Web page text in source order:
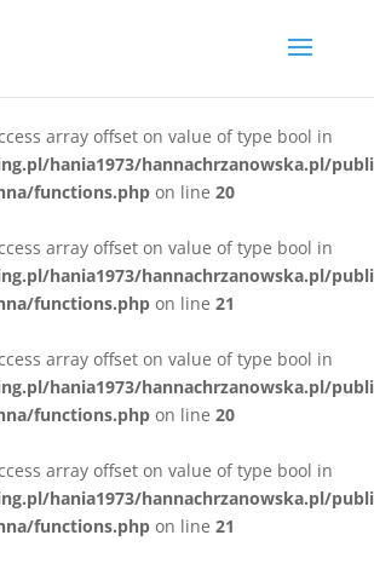
array offset on value of type bool in
hania1973/hannachrzanowska.pl/
functions.php on line 20
array offset on value of type bool in
hania1973/hannachrzanowska.pl/
functions.php on line 21
array offset on value of type bool in
hania1973/hannachrzanowska.pl/
functions.php on line 20
array offset on value of type bool in
hania1973/hannachrzanowska.pl/
functions.php on line 21